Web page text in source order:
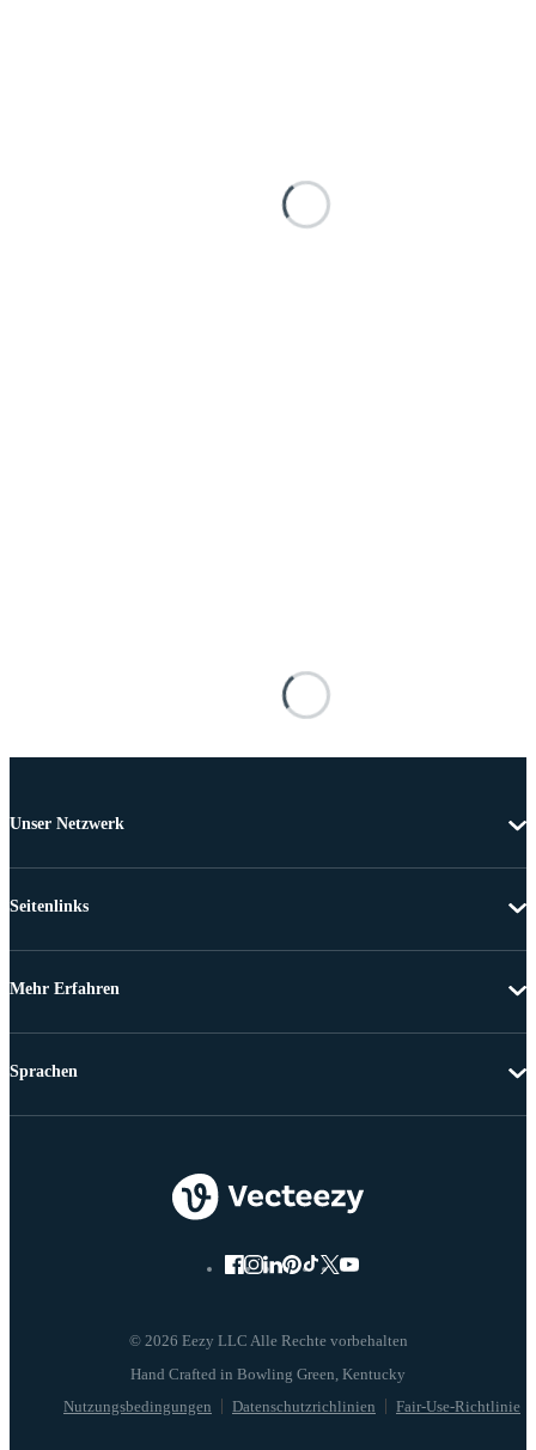
Unser Netzwerk
Seitenlinks
Mehr Erfahren
© 2026 Eezy LLC Alle Rechte vorbehalten
Nutzungsbedingungen Datenschutzrichlinien Fair-Use-Richtlinie
Sprachen